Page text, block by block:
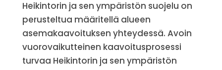
Heikintorin ja sen ympäristön suojelu on
perusteltua määritellä alueen
asemakaavoituksen yhteydessä. Avoin
vuorovaikutteinen kaavoitusprosessi
turvaa Heikintorin ja sen ympäristön